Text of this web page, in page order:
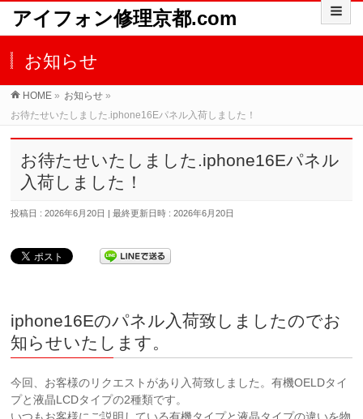
アイフォン修理京都.com
お知らせ
HOME » お知らせ »
お待たせいたしました.iphone16Eパネル入荷しました！
お待たせいたしました.iphone16Eパネル
入荷しました！
投稿日 : 2026年6月20日 最終更新日時 : 2026年6月20日
iphone16Eのパネル入荷致しましたのでお
知らせいたします。
今回、お客様のリクエストがあり入荷致しました。有機OELDタイ
プと液晶LCDタイプの2種類です。